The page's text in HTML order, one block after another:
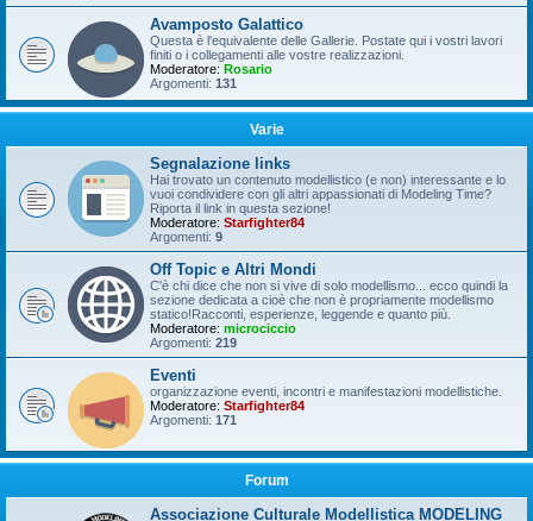
Avamposto Galattico
Questa è l'equivalente delle Gallerie. Postate qui i vostri lavori
finiti o i collegamenti alle vostre realizzazioni.
Moderatore: Rosario
Argomenti: 131
Varie
Segnalazione links
Hai trovato un contenuto modellistico (e non) interessante e lo
vuoi condividere con gli altri appassionati di Modeling Time?
Riporta il link in questa sezione!
Moderatore: Starfighter84
Argomenti: 9
Off Topic e Altri Mondi
C'è chi dice che non si vive di solo modellismo... ecco quindi la
sezione dedicata a cioè che non è propriamente modellismo
statico!Racconti, esperienze, leggende e quanto più.
Moderatore: microciccio
Argomenti: 219
Eventi
organizzazione eventi, incontri e manifestazioni modellistiche.
Moderatore: Starfighter84
Argomenti: 171
Forum
Associazione Culturale Modellistica MODELING